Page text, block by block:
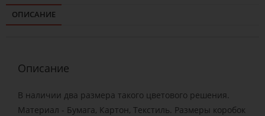
ОПИСАНИЕ
Описание
В наличии два размера такого цветового решения.
Материал - Бумага, Картон, Текстиль. Размеры коробок